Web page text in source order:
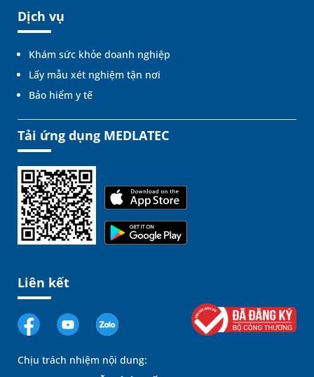
Dịch vụ
Khám sức khỏe doanh nghiệp
Lấy mẫu xét nghiệm tận nơi
Bảo hiểm y tế
Tải ứng dụng MEDLATEC
Liên kết
Chịu trách nhiệm nội dung: